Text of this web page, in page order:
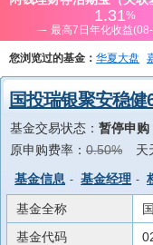
您浏览过的基金： 华夏大盘
上投优势 信诚蓝筹
国投瑞银聚安稳
基金交易状态： 暂停申
原申购费率： 0.50% 天
基金信息 - 基金经理 -
基金全称
基金代码